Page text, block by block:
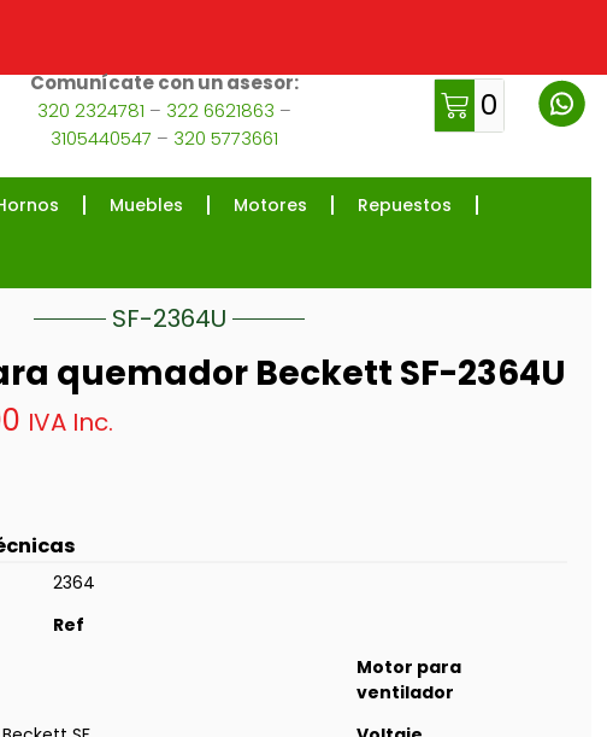
Comunícate con un asesor:
320 2324781 – 322 6621863 –
3105440547 – 320 5773661
0
Muebles Motores Repuestos
quemador Beckett SF-2364U
IVA Inc.
SF-2364U
2364
Ref
Motor para
ventilador